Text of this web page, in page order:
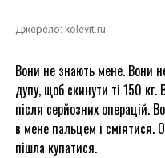
Джерело: kolevit.ru
Вони не знають мене. Вони
дупу, щоб скинути ті 150
після серйозних операцій.
в мене пальцем і сміятися.
пішла купатися.